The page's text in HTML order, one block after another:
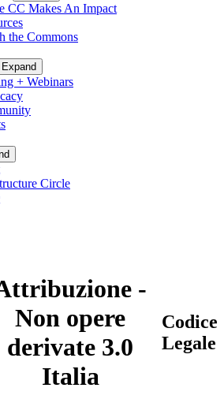
CC Makes An Impact
the Commons
Expand
+ Webinars
Circle
-
Non opere
derivate 3.0
Italia
Codice
Legale